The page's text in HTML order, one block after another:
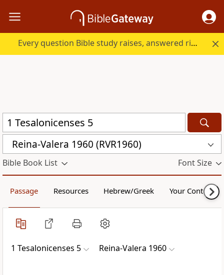
Every question Bible study raises, answered right here.
Reina-Valera 1960 (RVR1960)
Bible Book List Font Size
Passage Resources Hebrew/Greek Your Content
1 Tesalonicenses 5 Reina-Valera 1960